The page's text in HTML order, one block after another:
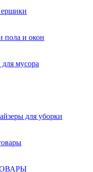
пола и окон
мусора
для уборки